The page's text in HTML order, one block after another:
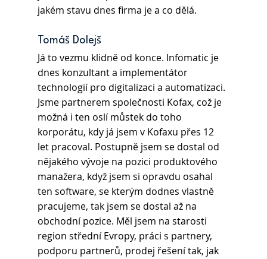
jakém stavu dnes firma je a co dělá.
Tomáš Dolejš
Já to vezmu klidně od konce. Infomatic je
dnes konzultant a implementátor
technologií pro digitalizaci a automatizaci.
Jsme partnerem společnosti Kofax, což je
možná i ten oslí můstek do toho
korporátu, kdy já jsem v Kofaxu přes 12
let pracoval. Postupně jsem se dostal od
nějakého vývoje na pozici produktového
manažera, když jsem si opravdu osahal
ten software, se kterým dodnes vlastně
pracujeme, tak jsem se dostal až na
obchodní pozice. Měl jsem na starosti
region střední Evropy, práci s partnery,
podporu partnerů, prodej řešení tak, jak